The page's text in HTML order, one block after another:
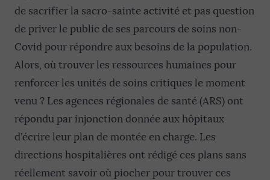
de sacrifier la sacro-sainte activité et pas question
de priver le public de ses parcours de soins non-
Covid pour répondre aux besoins de la population.
Alors, où trouver les ressources humaines pour
renforcer les unités de soins critiques le moment
venu ? Les agences régionales de santé (ARS) ont
répondu par injonction donnée aux hôpitaux
d’écrire leur plan de montée en charge. Les
directions hospitalières ont rédigé ces plans sans
réellement savoir où piocher pour trouver ces